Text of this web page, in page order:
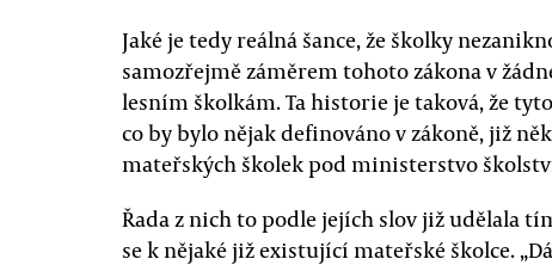
Jaké je tedy reálná šance, že školky
samozřejmě záměrem tohoto zákona v
lesním školkám. Ta historie je taková, že
co by bylo nějak definováno v zákoně, již
mateřských školek pod ministerstvo
Řada z nich to podle jejích slov již udělala
se k nějaké již existující mateřské školce.